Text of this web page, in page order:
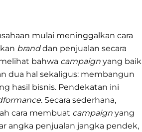
mulai meninggalkan cara
branddan penjualan secara
bahwa campaign yang baik
dua hal sekaligus: membangun
hasil bisnis. Pendekatan ini
. Secara sederhana,
cara membuat campaign yang
angka penjualan jangka pendek,